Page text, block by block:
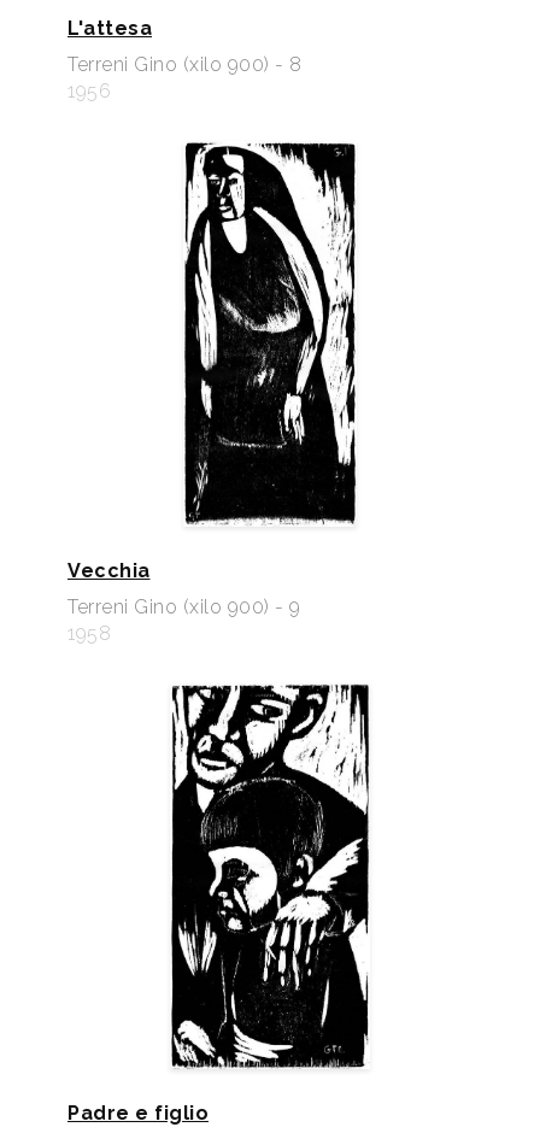
L'attesa
Terreni Gino (xilo 900) - 8
1956
Vecchia
Terreni Gino (xilo 900) - 9
1958
Padre e figlio